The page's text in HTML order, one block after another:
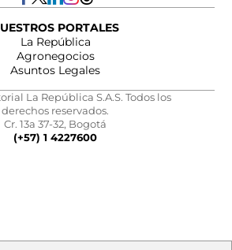
PORTALES
La República
Agronegocios
Asuntos Legales
La República S.A.S. Todos los
derechos reservados.
Cr. 13a 37-32, Bogotá
(+57) 1 4227600